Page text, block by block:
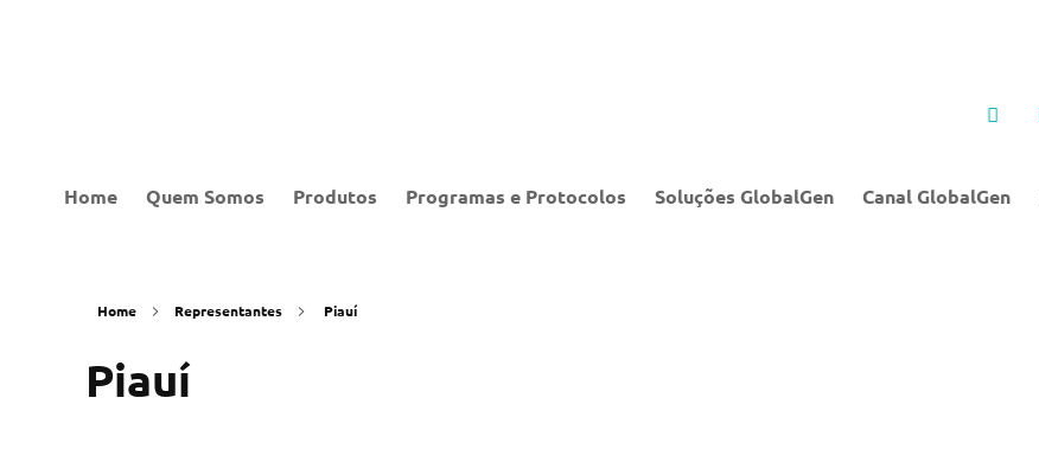
Home Quem Somos Produtos Programas e Protocolos Soluções GlobalGen Canal GlobalGen
Home Representantes Piauí
Piauí